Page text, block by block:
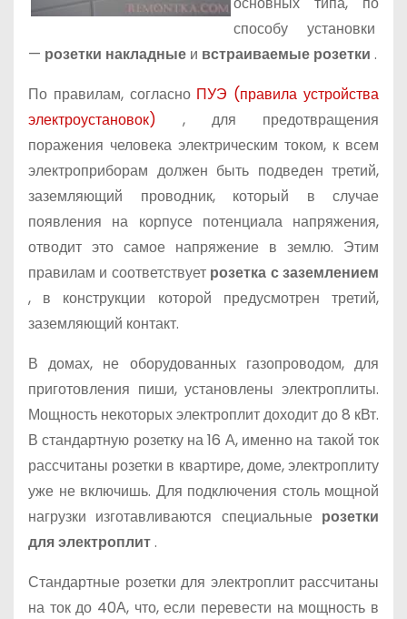
способу установки
— розетки накладные и встраиваемые розетки .
По правилам, согласно ПУЭ (правила устройства
электроустановок) , для предотвращения
поражения человека электрическим током, к всем
электроприборам должен быть подведен третий,
заземляющий проводник, который в случае
появления на корпусе потенциала напряжения,
отводит это самое напряжение в землю. Этим
правилам и соответствует розетка с заземлением
, в конструкции которой предусмотрен третий,
заземляющий контакт.
В домах, не оборудованных газопроводом, для
приготовления пиши, установлены электроплиты.
Мощность некоторых электроплит доходит до 8 кВт.
В стандартную розетку на 16 А, именно на такой ток
рассчитаны розетки в квартире, доме, электроплиту
уже не включишь. Для подключения столь мощной
нагрузки изготавливаются специальные розетки
для электроплит.
Стандартные розетки для электроплит рассчитаны
на ток до 40А, что, если перевести на мощность в